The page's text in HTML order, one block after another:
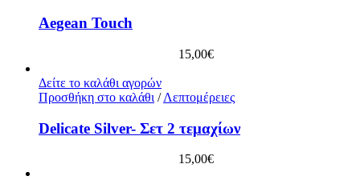
Aegean Touch
15,00€
Δείτε το καλάθι αγορών
Προσθήκη στο καλάθι / Λεπτομέρειες
Delicate Silver- Σετ 2 τεμαχίων
15,00€